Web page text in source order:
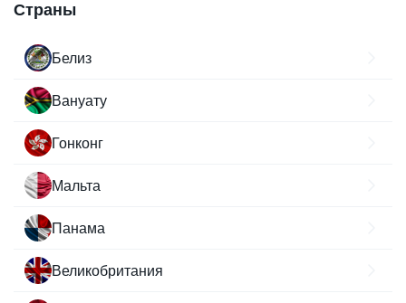
Страны
Белиз
Вануату
Гонконг
Мальта
Панама
Великобритания